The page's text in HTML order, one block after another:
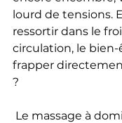
lourd de tensions.
ressortir dans le
circulation, le
frapper
?
Le massage à